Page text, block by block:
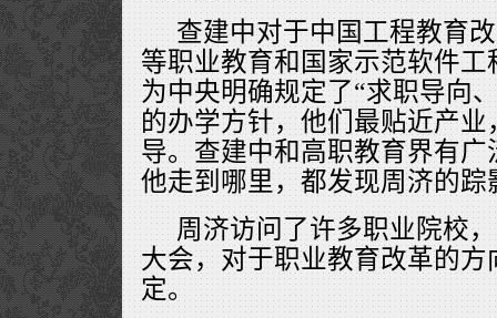
查建中对于中国工程教育
等职业教育和国家示范软件
为中央明确规定了“求职导向
的办学方针，他们最贴近产
导。查建中和高职教育界有
他走到哪里，都发现周济的踪
周济访问了许多职业院校
大会，对于职业教育改革的
定。